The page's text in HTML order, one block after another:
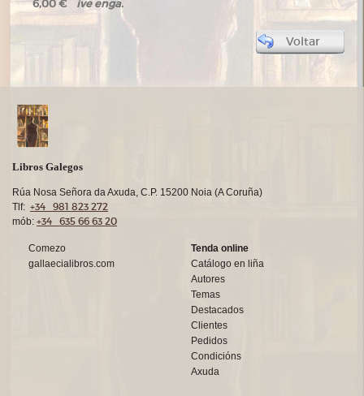
6,00 € ive enga.
Voltar
Libros Galegos
Rúa Nosa Señora da Axuda, C.P. 15200 Noia (A Coruña)
Tlf: +34 981 823 272
mób: +34 635 66 63 20
Comezo
gallaecialibros.com
Tenda online
Catálogo en liña
Autores
Temas
Destacados
Clientes
Pedidos
Condicións
Axuda